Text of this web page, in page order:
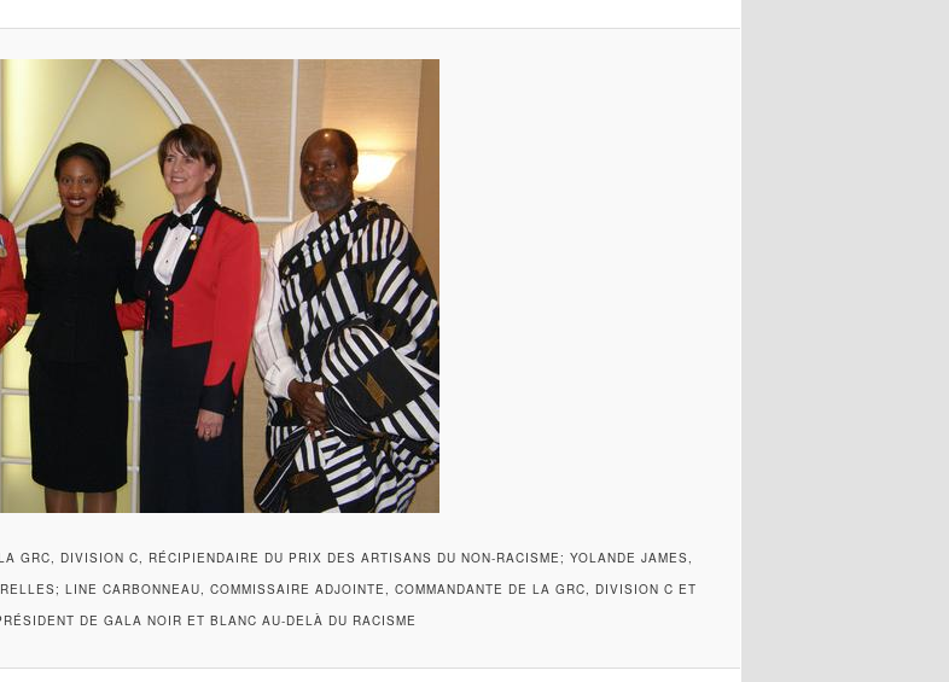
GRC, DIVISION C, RÉCIPIENDAIRE DU PRIX DES ARTISANS DU NON-RACISME; YOLANDE JAMES,
LINE CARBONNEAU, COMMISSAIRE ADJOINTE, COMMANDANTE DE LA GRC, DIVISION C ET
DE GALA NOIR ET BLANC AU-DELÀ DU RACISME